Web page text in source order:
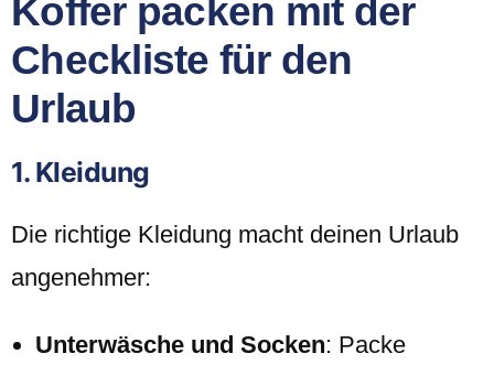
Koffer packen mit der
Checkliste für den
Urlaub
1. Kleidung
Die richtige Kleidung macht deinen Urlaub
angenehmer:
Unterwäsche und Socken: Packe